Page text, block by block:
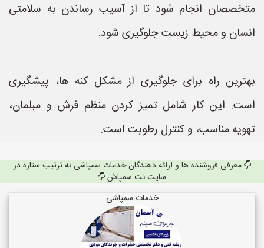
متخصصان انجام شود تا از آسیب رساندن به سلامتی
انسان و محیط زیست جلوگیری شود.
بهترین راه برای جلوگیری از مشکل کنه ها، پیشگیری
است. این کار شامل تمیز کردن منظم فرش و مبلمان،
تهویه مناسب، و کنترل رطوبت است.
معرفی فروشنده ها و ارائه دهندگان خدمات سمپاشی به ترتیب ستاره در
سایت نت سمپاش
خدمات سمپاشی